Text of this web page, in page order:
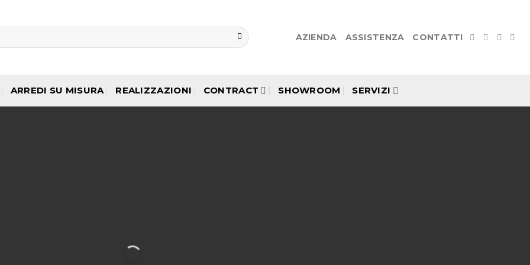
AZIENDA ASSISTENZA CONTATTI
ARREDI SU MISURA REALIZZAZIONI CONTRACT SHOWROOM SERVIZI